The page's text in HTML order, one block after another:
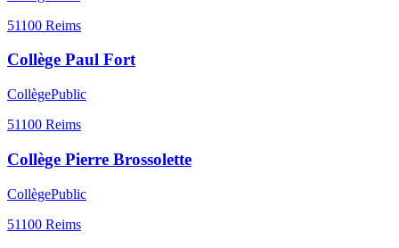
51100 Reims
Collège Paul Fort
CollègePublic
51100 Reims
Collège Pierre Brossolette
CollègePublic
51100 Reims